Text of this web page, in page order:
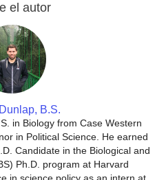
el autor
B.S.
in Biology from Case Western
in Political Science. He earned
Candidate in the Biological and
Ph.D. program at Harvard